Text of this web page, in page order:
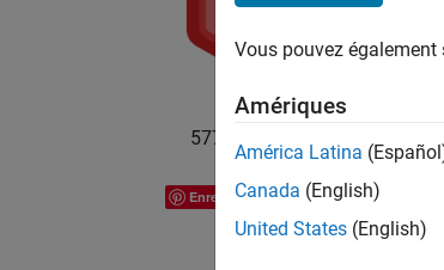
5778 badge détenteurs
Enregistrer
Vous pouvez
Amériques
América Latina
Canada (English)
United States (English)